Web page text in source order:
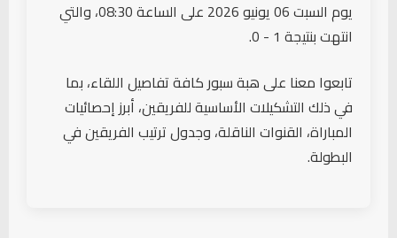
72'
دخول لاعب
Iminqari Mutallep
72'
دخول لاعب
A. Zhang(China PR U23)
يوم السبت 06 يونيو 2026 على الساعة 08:30، والتي
انتهت بنتيجة 1 - 0.
تابعوا معنا على هبة سبور كافة تفاصيل اللقاء، بما
في ذلك التشكيلات الأساسية للفريقين، أبرز إحصائيات
المباراة، القنوات الناقلة، وجدول ترتيب الفريقين في
البطولة.